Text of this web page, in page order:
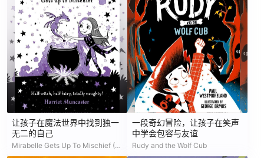
让孩子在魔法世界中找到独一
无二的自己
Mirabelle Gets Up To Mischief (Mirabelle, #1)
一段奇幻冒险，让孩子在笑声
中学会包容与友谊
Rudy and the Wolf Cub